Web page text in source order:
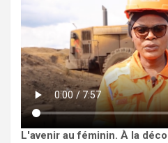
L'avenir au féminin. À la